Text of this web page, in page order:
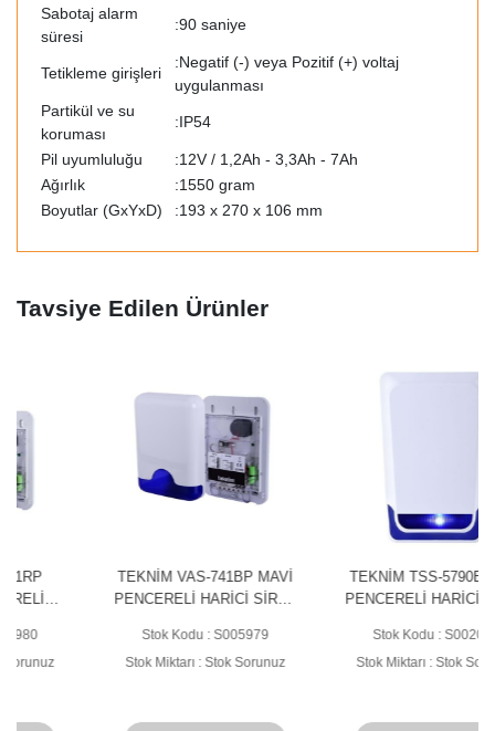
Sabotaj alarm
süresi
:90 saniye
Tetikleme girişleri
:Negatif (-) veya Pozitif (+) voltaj
uygulanması
Partikül ve su
koruması
:IP54
Pil uyumluluğu
:12V / 1,2Ah - 3,3Ah - 7Ah
Ağırlık
:1550 gram
Boyutlar (GxYxD)
:193 x 270 x 106 mm
Tavsiye Edilen Ürünler
TEKNİM VAS-741BP MAVİ
PENCERELİ HARİCİ SİREN
Stok Kodu : S005979
Stok Miktarı : Stok Sorunuz
TEKNİM TSS-5790B MAVİ
PENCERELİ HARİCİ SİREN
Stok Kodu : S002042
Stok Miktarı : Stok Sorunuz